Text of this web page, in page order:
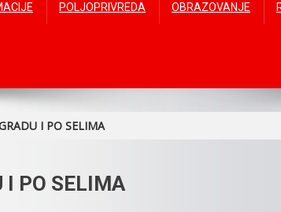
POLJOPRIVREDA OBRAZOVANJE
I PO SELIMA
I PO SELIMA